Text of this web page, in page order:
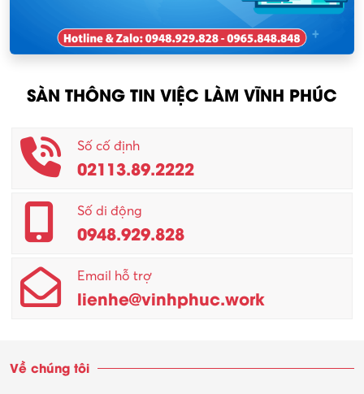
Nhân viên thu mua
Nhân viên CSKH
Phục vụ khác
Promotion Girl (PG)
Quản lý – Giám đốc
Quản lý chất lượng – QC
Quản lý sản xuất
Quản trị kinh doanh
KCN Tam Dương
SÀN THÔNG TIN VIỆC LÀM VĨNH PHÚC
Số cố định
02113.89.2222
Số di động
0948.929.828
Email hỗ trợ
lienhe@vinhphuc.work
Về chúng tôi